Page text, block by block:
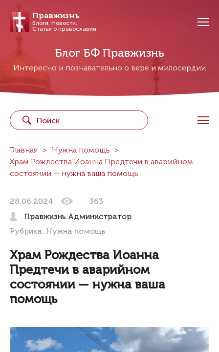
Правжизнь
Блоги, Новости,
Статьи о православии
Блог БФ Правжизнь
Интересно и познавательно о вере и милосердии
Главная
Нужна помощь
Храм Рождества Иоанна Предтечи в аварийном
состоянии — нужна ваша помощь
28.06.2024
363
Правжизнь Администратор
Рубрика: Нужна помощь
Храм Рождества Иоанна
Предтечи в аварийном
состоянии — нужна ваша
помощь